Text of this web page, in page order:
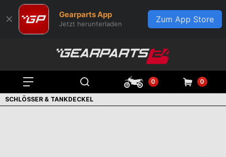
✕ Gearparts App
Jetzt herunterladen Zum App Store
0 0
SCHLÖSSER & TANKDECKEL